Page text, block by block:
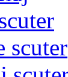
scuter